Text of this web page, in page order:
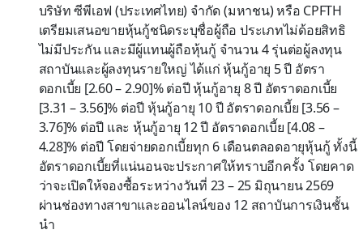
บริษัท ซีพีเอฟ (ประเทศไทย) จำกัด (มหาชน) หรือ CPFTH
เตรียมเสนอขายหุ้นกู้ชนิดระบุชื่อผู้ถือ ประเภทไม่ด้อยสิทธิ
ไม่มีประกัน และมีผู้แทนผู้ถือหุ้นกู้ จำนวน 4 รุ่นต่อผู้ลงทุน
สถาบันและผู้ลงทุนรายใหญ่ ได้แก่ หุ้นกู้อายุ 5 ปี อัตรา
ดอกเบี้ย [2.60 – 2.90]% ต่อปี หุ้นกู้อายุ 8 ปี อัตราดอกเบี้ย
[3.31 – 3.56]% ต่อปี หุ้นกู้อายุ 10 ปี อัตราดอกเบี้ย [3.56 –
3.76]% ต่อปี และ หุ้นกู้อายุ 12 ปี อัตราดอกเบี้ย [4.08 –
4.28]% ต่อปี โดยจ่ายดอกเบี้ยทุก 6 เดือนตลอดอายุหุ้นกู้ ทั้งนี้
อัตราดอกเบี้ยที่แน่นอนจะประกาศให้ทราบอีกครั้ง โดยคาด
ว่าจะเปิดให้จองซื้อระหว่างวันที่ 23 – 25 มิถุนายน 2569
ผ่านช่องทางสาขาและออนไลน์ของ 12 สถาบันการเงินชั้น
นำ